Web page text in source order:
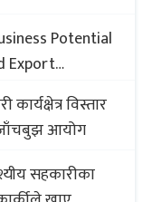
Potential
Export
Nepali Sweets
to
विस्तार
आयोग
सहकारीका